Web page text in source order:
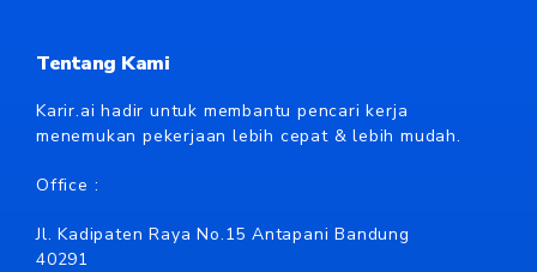
Tentang Kami
Karir.ai hadir untuk membantu pencari kerja
menemukan pekerjaan lebih cepat & lebih mudah.
Office :
Jl. Kadipaten Raya No.15 Antapani Bandung
40291